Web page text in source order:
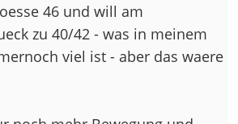
46 und will am
zu 40/42 - was in meinem
viel ist - aber das waere